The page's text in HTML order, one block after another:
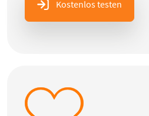
Kostenlos testen